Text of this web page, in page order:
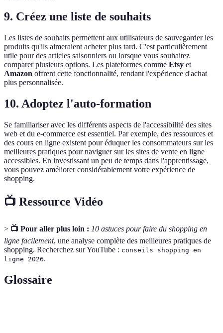
9. Créez une liste de souhaits
Les listes de souhaits permettent aux utilisateurs de sauvegarder les
produits qu'ils aimeraient acheter plus tard. C'est particulièrement
utile pour des articles saisonniers ou lorsque vous souhaitez
comparer plusieurs options. Les plateformes comme Etsy et
Amazon offrent cette fonctionnalité, rendant l'expérience d'achat
plus personnalisée.
10. Adoptez l'auto-formation
Se familiariser avec les différents aspects de l'accessibilité des sites
web et du e-commerce est essentiel. Par exemple, des ressources et
des cours en ligne existent pour éduquer les consommateurs sur les
meilleures pratiques pour naviguer sur les sites de vente en ligne
accessibles. En investissant un peu de temps dans l'apprentissage,
vous pouvez améliorer considérablement votre expérience de
shopping.
📺 Ressource Vidéo
> 📺 Pour aller plus loin : 10 astuces pour faire du shopping en
ligne facilement, une analyse complète des meilleures pratiques de
shopping. Recherchez sur YouTube : conseils shopping en
ligne 2026.
Glossaire